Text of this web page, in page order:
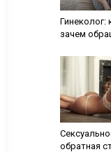
Гинеколог:
зачем
обратная